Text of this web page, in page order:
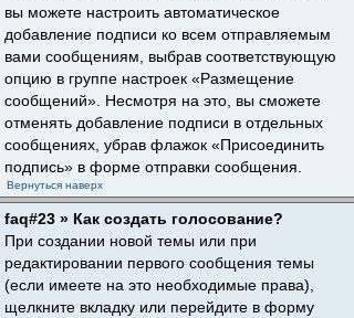
вы можете настроить автоматическое
добавление подписи ко всем отправляемым
вами сообщениям, выбрав соответствующую
опцию в группе настроек «Размещение
сообщений». Несмотря на это, вы сможете
отменять добавление подписи в отдельных
сообщениях, убрав флажок «Присоединить
подпись» в форме отправки сообщения.
Вернуться наверх
faq#23 » Как создать голосование?
При создании новой темы или при
редактировании первого сообщения темы
(если имеете на это необходимые права),
щелкните вкладку или перейдите в форму